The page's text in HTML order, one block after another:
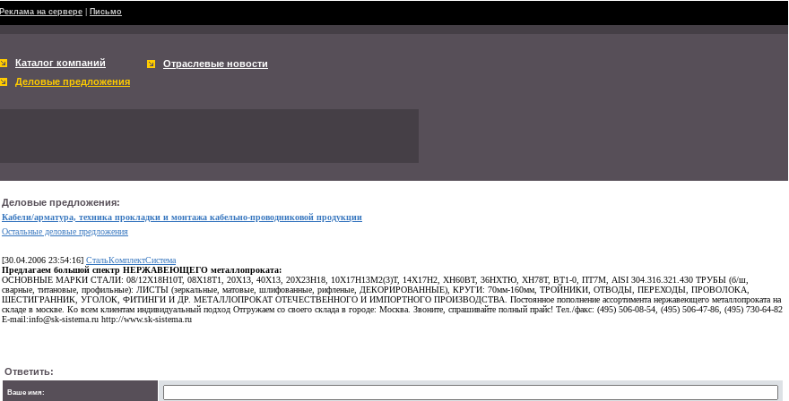
Реклама на сервере Письмо
Каталог компаний
Деловые предложения
Отраслевые новости
Деловые предложения:
Кабели/арматура, техника прокладки и монтажа кабельно-проводниковой продукции
Остальные деловые предложения
[30.04.2006 23:54:16] СтальКомплектСистема
easy approval payday loans
Предлагаем большой спектр НЕРЖАВЕЮЩЕГО металлопроката:
generic cialis viagra levitra online
ОСНОВНЫЕ МАРКИ СТАЛИ: 08/12Х18Н10Т, 08Х18Т1, 20Х13, 40Х13, 20Х23Н18, 10Х17Н13М2(3)Т, 14Х17Н2, ХН60ВТ, 36НХТЮ, ХН78Т, ВТ1-0, ПТ7М, AISI 304.316.321.430 ТРУБЫ (б/ш,
сварные, титановые, профильные): ЛИСТЫ (зеркальные, матовые, шлифованные, рифленые, ДЕКОРИРОВАННЫЕ), КРУГИ: 70мм-160мм, ТРОЙНИКИ, ОТВОДЫ, ПЕРЕХОДЫ, ПРОВОЛОКА,
ШЕСТИГРАННИК, УГОЛОК, ФИТИНГИ И ДР. МЕТАЛЛОПРОКАТ ОТЕЧЕСТВЕННОГО И ИМПОРТНОГО ПРОИЗВОДСТВА. Постоянное пополнение ассортимента нержавеющего металлопроката на
складе в москве. Ко всем клиентам индивидуальный подход Отгружаем со своего склада в городе: Москва. Звоните, спрашивайте полный прайс! Тел./факс: (495) 506-08-54, (495) 506-47-86, (495) 730-64-82
E-mail:info@sk-sistema.ru http://www.sk-sistema.ru
Ответить:
Ваше имя: